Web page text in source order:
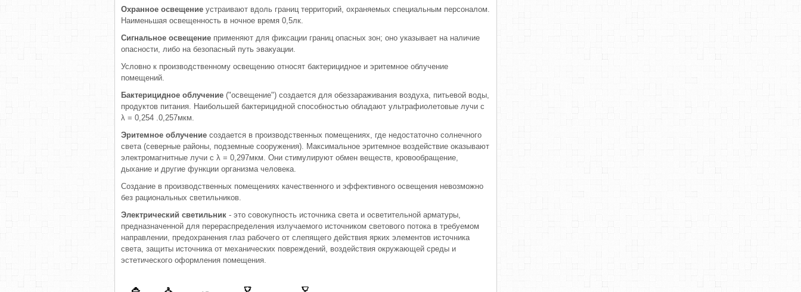
Охранное освещение устраивают вдоль границ территорий, охраняемых специальным персоналом.
Наименьшая освещенность в ночное время 0,5лк.
Сигнальное освещение применяют для фиксации границ опасных зон; оно указывает на наличие
опасности, либо на безопасный путь эвакуации.
Условно к производственному освещению относят бактерицидное и эритемное облучение
помещений.
Бактерицидное облучение ("освещение") создается для обеззараживания воздуха, питьевой воды,
продуктов питания. Наибольшей бактерицидной способностью обладают ультрафиолетовые лучи с
λ = 0,254 .0,257мкм.
Эритемное облучение создается в производственных помещениях, где недостаточно солнечного
света (северные районы, подземные сооружения). Максимальное эритемное воздействие оказывают
электромагнитные лучи с λ = 0,297мкм. Они стимулируют обмен веществ, кровообращение,
дыхание и другие функции организма человека.
Создание в производственных помещениях качественного и эффективного освещения невозможно
без рациональных светильников.
Электрический светильник - это совокупность источника света и осветительной арматуры,
предназначенной для перераспределения излучаемого источником светового потока в требуемом
направлении, предохранения глаз рабочего от слепящего действия ярких элементов источника
света, защиты источника от механических повреждений, воздействия окружающей среды и
эстетического оформления помещения.